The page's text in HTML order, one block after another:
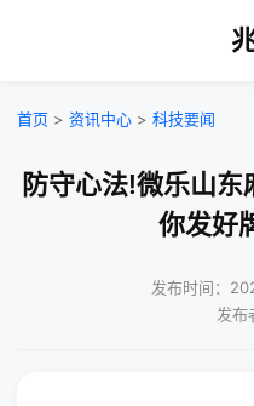
首页 > 资讯中心 > 科技要闻
防守心法!微乐山
你发好
发布时间：
发布